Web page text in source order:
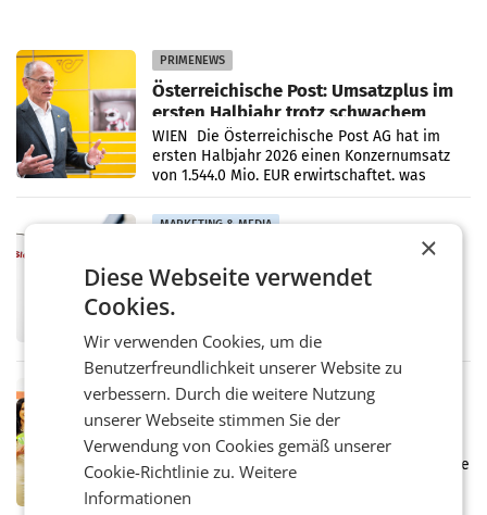
PRIMENEWS
Österreichische Post: Umsatzplus im
ersten Halbjahr trotz schwachem
Briefgeschäft
WIEN Die Österreichische Post AG hat im
ersten Halbjahr 2026 einen Konzernumsatz
von 1.544,0 Mio. EUR erwirtschaftet, was
einem Plus von 3,8 Prozent gegenüber dem
Vergleichszeitraum
MARKETING & MEDIA
überraschend viel Gewinn
UNTERFÖHRING/MAILAND/AMSTERDAM. Der
Fernsehkonzern ProSiebenSat.1 hat im
Frühjahr dank Kostensenkungen operativ
wieder Gewinn gemacht und die
Markterwartung deutlich übertroffen.
RETAIL
Eine Bühne für Zirkularität: ARA und
Müller informieren am POS über
Kreislauffähigkeit
Über den gesamten August hinweg rücken die
Altstoff Recycling Austria AG (ARA) und der
Handelskonzern Müller die Initiative
×
Diese Webseite verwendet
Cookies.
Wir verwenden Cookies, um die
Benutzerfreundlichkeit unserer Website zu
verbessern. Durch die weitere Nutzung
unserer Webseite stimmen Sie der
Verwendung von Cookies gemäß unserer
Cookie-Richtlinie zu.Weitere
Informationen